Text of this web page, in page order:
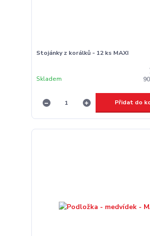
Stojánky z korálků - 12 ks MAXI
Skladem
Přidat do